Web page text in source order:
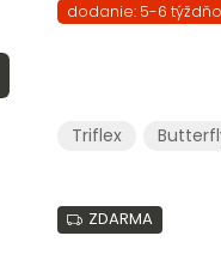
dodanie: 5-6
Triflex
ZDARMA